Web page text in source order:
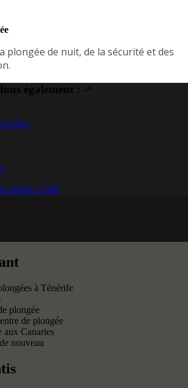
plongée de nuit, de la sécurité et des
également :
Bay
Right / EFR
à Ténérife
plongée
de plongée
aux Canaries
nouveau